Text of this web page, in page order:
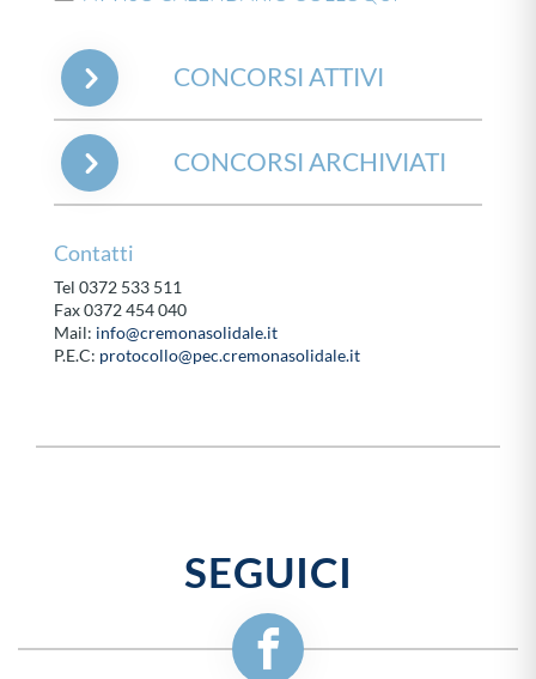
CONCORSI ATTIVI
CONCORSI ARCHIVIATI
Contatti
Tel 0372 533 511
Fax 0372 454 040
Mail: info@cremonasolidale.it
P.E.C: protocollo@pec.cremonasolidale.it
SEGUICI